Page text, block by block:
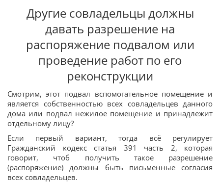
Другие совладельцы должны
давать разрешение на
распоряжение подвалом или
проведение работ по его
реконструкции
Смотрим, этот подвал вспомогательное помещение и
является собственностью всех совладельцев данного
дома или подвал нежилое помещение и принадлежит
отдельному лицу?
Если первый вариант, тогда всё регулирует
Гражданский кодекс статья 391 часть 2, которая
говорит, чтоб получить такое разрешение
(распоряжение) должны быть письменные согласия
всех совладельцев.